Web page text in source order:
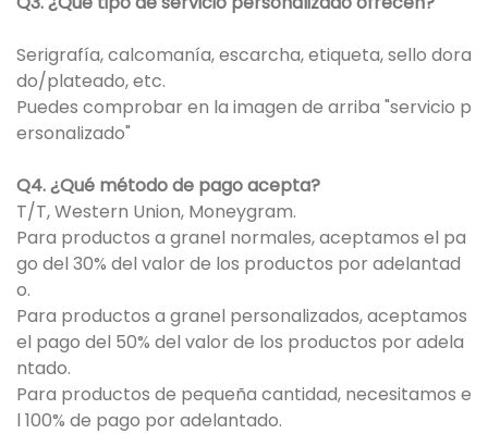
Serigrafía, calcomanía, escarcha, etiqueta, sello dora
do/plateado, etc.
Puedes comprobar en la imagen de arriba "servicio p
ersonalizado"
Q4. ¿Qué método de pago acepta?
T/T, Western Union, Moneygram.
Para productos a granel normales, aceptamos el pa
go del 30% del valor de los productos por adelantad
o.
Para productos a granel personalizados, aceptamos
el pago del 50% del valor de los productos por adela
ntado.
Para productos de pequeña cantidad, necesitamos e
l 100% de pago por adelantado.